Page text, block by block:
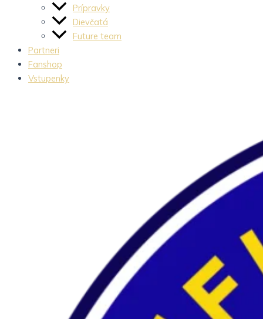
Prípravky
Dievčatá
Future team
Partneri
Fanshop
Vstupenky